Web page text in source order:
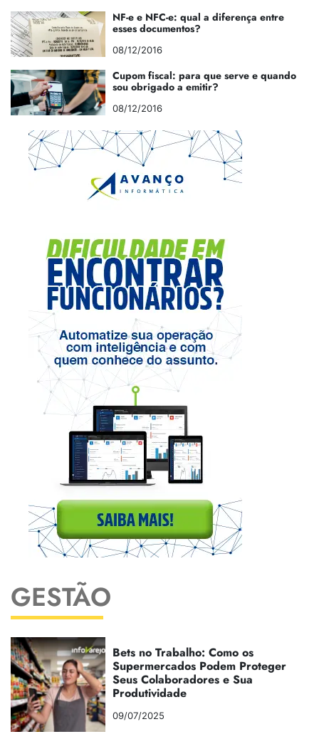
NF-e e NFC-e: qual a diferença entre
esses documentos?
08/12/2016
Cupom fiscal: para que serve e quando
sou obrigado a emitir?
08/12/2016
GESTÃO
Bets no Trabalho: Como os
Supermercados Podem Proteger
Seus Colaboradores e Sua
Produtividade
09/07/2025